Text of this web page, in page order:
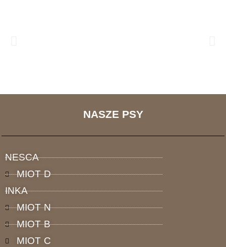
NASZE PSY
NESCA
MIOT D
INKA
MIOT N
MIOT B
MIOT C